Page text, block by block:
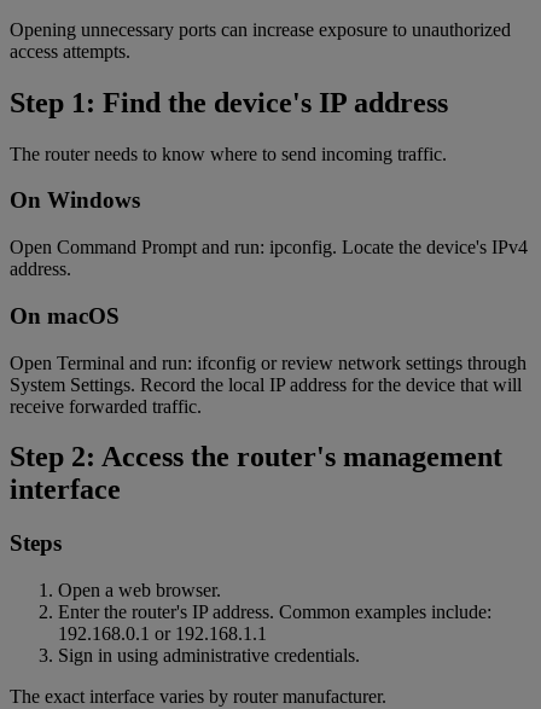
Opening unnecessary ports can increase exposure to unauthorized
access attempts.
Step 1: Find the device's IP address
The router needs to know where to send incoming traffic.
On Windows
Open Command Prompt and run: ipconfig. Locate the device's IPv4
address.
On macOS
Open Terminal and run: ifconfig or review network settings through
System Settings. Record the local IP address for the device that will
receive forwarded traffic.
Step 2: Access the router's management
interface
Steps
Open a web browser.
Enter the router's IP address. Common examples include:
192.168.0.1 or 192.168.1.1
Sign in using administrative credentials.
The exact interface varies by router manufacturer.